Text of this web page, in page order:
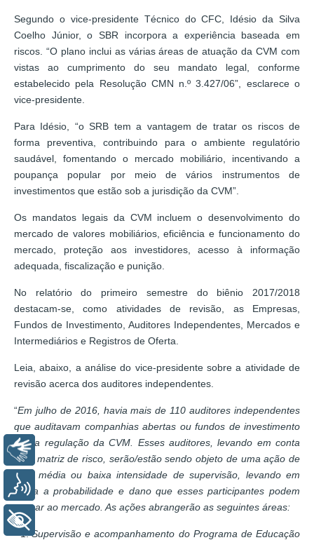
Segundo o vice-presidente Técnico do CFC, Idésio da Silva
Coelho Júnior, o SBR incorpora a experiência baseada em
riscos. “O plano inclui as várias áreas de atuação da CVM com
vistas ao cumprimento do seu mandato legal, conforme
estabelecido pela Resolução CMN n.º 3.427/06”, esclarece o
vice-presidente.
Para Idésio, “o SRB tem a vantagem de tratar os riscos de
forma preventiva, contribuindo para o ambiente regulatório
saudável, fomentando o mercado mobiliário, incentivando a
poupança popular por meio de vários instrumentos de
investimentos que estão sob a jurisdição da CVM”.
Os mandatos legais da CVM incluem o desenvolvimento do
mercado de valores mobiliários, eficiência e funcionamento do
mercado, proteção aos investidores, acesso à informação
adequada, fiscalização e punição.
No relatório do primeiro semestre do biênio 2017/2018
destacam-se, como atividades de revisão, as Empresas,
Fundos de Investimento, Auditores Independentes, Mercados e
Intermediários e Registros de Oferta.
Leia, abaixo, a análise do vice-presidente sobre a atividade de
revisão acerca dos auditores independentes.
“Em julho de 2016, havia mais de 110 auditores independentes
que auditavam companhias abertas ou fundos de investimento
sob a regulação da CVM. Esses auditores, levando em conta
uma matriz de risco, serão/estão sendo objeto de uma ação de
alta, média ou baixa intensidade de supervisão, levando em
conta a probabilidade e dano que esses participantes podem
causar ao mercado. As ações abrangerão as seguintes áreas:
Supervisão e acompanhamento do Programa de Educação
Libras